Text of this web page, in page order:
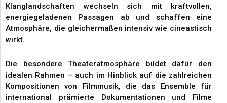
Klanglandschaften wechseln sich mit kraftvollen,
energiegeladenen Passagen ab und schaffen eine
Atmosphäre, die gleichermaßen intensiv wie cineastisch
wirkt.
Die besondere Theateratmosphäre bildet dafür den
idealen Rahmen – auch im Hinblick auf die zahlreichen
Kompositionen von Filmmusik, die das Ensemble für
international prämierte Dokumentationen und Filme